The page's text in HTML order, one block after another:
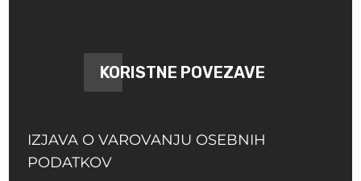
KORISTNE POVEZAVE
IZJAVA O VAROVANJU OSEBNIH
PODATKOV